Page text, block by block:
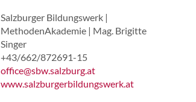
Salzburger Bildungswerk |
MethodenAkademie | Mag. Brigitte
Singer
+43/662/872691-15
office@sbw.salzburg.at
www.salzburgerbildungswerk.at